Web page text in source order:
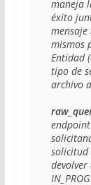
maneja
éxito
mismos
Entidad
tipo de
archivo
solicitud
devolver